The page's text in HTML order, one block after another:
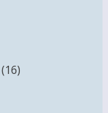
16товаров